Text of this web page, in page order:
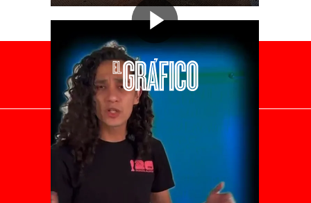
El Universal
Vive USA